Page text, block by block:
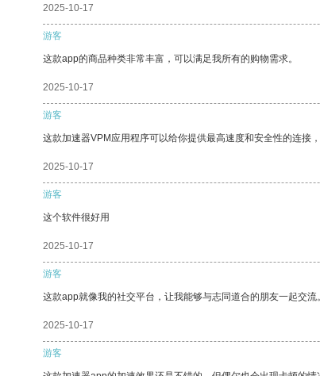
2025-10-17
游客
这款app的商品种类非常丰富，可以满足我所有的购物需求。
2025-10-17
游客
这款加速器VPM应用程序可以给你提供最高速度和安全性的连接
2025-10-17
游客
这个软件很好用
2025-10-17
游客
这款app就像我的社交平台，让我能够与志同道合的朋友一起交流。
2025-10-17
游客